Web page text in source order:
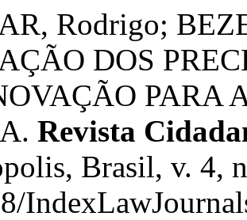
Rodrigo;
DOS
PARA
Revista
Brasil, v. 4,